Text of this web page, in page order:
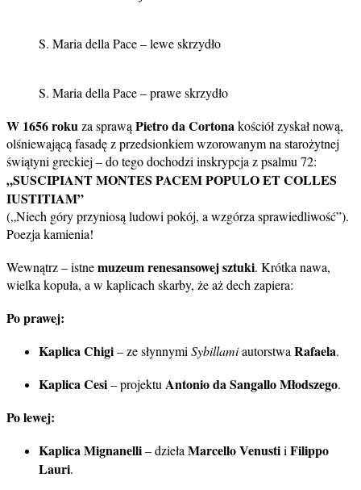
S. Maria della Pace – lewe skrzydło
S. Maria della Pace – prawe skrzydło
W 1656 rokuza sprawąPietro da Cortonakościół zyskał nową,
olśniewającą fasadę z przedsionkiem wzorowanym na starożytnej
świątyni greckiej – do tego dochodzi inskrypcja z psalmu 72:
„SUSCIPIANT MONTES PACEM POPULO ET COLLES
IUSTITIAM”
(„Niech góry przyniosą ludowi pokój, a wzgórza sprawiedliwość”).
Poezja kamienia!
Wewnątrz – istnemuzeum renesansowej sztuki. Krótka nawa,
wielka kopuła, a w kaplicach skarby, że aż dech zapiera:
Po prawej:
Kaplica Chigi– ze słynnymiSybillamiautorstwaRafaela.
Kaplica Cesi– projektuAntonio da Sangallo Młodszego.
Po lewej:
Kaplica Mignanelli– dziełaMarcello VenustiiFilippo
Lauri.